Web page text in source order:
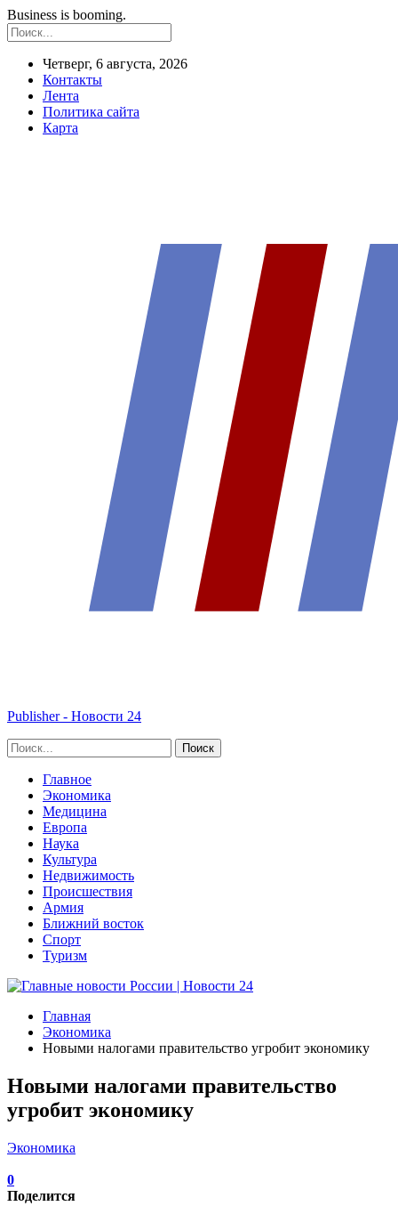
Business is booming.
Четверг, 6 августа, 2026
Контакты
Лента
Политика сайта
Карта
Publisher - Новости 24
Главное
Экономика
Медицина
Европа
Наука
Культура
Недвижимость
Происшествия
Армия
Ближний восток
Спорт
Туризм
Главная
Экономика
Новыми налогами правительство угробит экономику
Новыми налогами правительство
угробит экономику
Экономика
0
Поделится